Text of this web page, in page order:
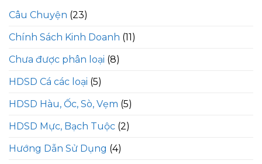
Câu Chuyện (23)
Chính Sách Kinh Doanh (11)
Chưa được phân loại (8)
HDSD Cá các loại (5)
HDSD Hàu, Ốc, Sò, Vẹm (5)
HDSD Mực, Bạch Tuộc (2)
Hướng Dẫn Sử Dụng (4)